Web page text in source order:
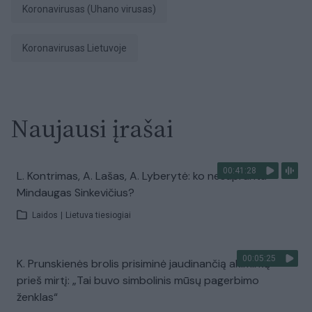
koronavirusas (Uhano virusas)
Koronavirusas Lietuvoje
Naujausi įrašai
00:41:28
L. Kontrimas, A. Lašas, A. Lyberytė: ko nesupranta
Mindaugas Sinkevičius?
Laidos Lietuva tiesiogiai
00:05:25
K. Prunskienės brolis prisiminė jaudinančią akimirką
prieš mirtį: „Tai buvo simbolinis mūsų pagerbimo
ženklas“